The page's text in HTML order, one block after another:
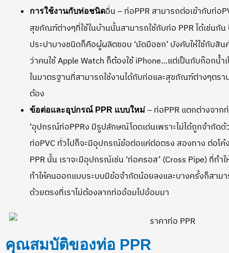
การใช้งานกับท่อชนิดอื่น – ท่อPPR สามารถต่อเข้ากับท่อ
สุขภัณฑ์ต่างๆที่ใช้ในบ้านนั้นสามารถใช้กับท่อ PPR ได้เช่น
ประปาบางชนิดก็คือผู้ผลิตชอบ ‘มัดมือชก’ บังคับให้ใช้กับสิ
ว่าคนใช้ Apple Watch ก็ต้องใช้ iPhone…แต่เป็นกับก๊อกน้
ในมาตรฐานที่สามารถใช้งานได้กับท่อและสุขภัณฑ์ต่างๆตร
ต้อง
ข้อต่อและอุปกรณ์ PPR แบบใหม่ – ท่อPPR แตกต่างจา
‘อุปกรณ์ท่อPPRง มีรูปลักษณ์โดดเด่นเพราะไม่ได้ถูกจำกัด
ท่อPVC ทั่วไปก็จะมีอุปกรณ์ข้อต่อแค่ต่อตรง สองทาง ต่อโ
PPR นั้น เราจะมีอุปกรณ์เช่น ‘ท่อครอส’ (Cross Pipe) ที่ทำ
ทำให้คนออกแบบระบบมีข้อจำกัดน้อยลงและบางครั้งก็สามา
ด้วยตรงที่เราไม่ต้องลากท่ออ้อมไปอ้อมมา
คุณสมบัติของท่อ PPR